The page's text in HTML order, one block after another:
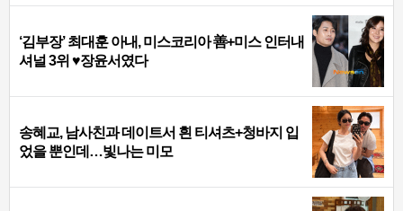
‘김부장’ 최대훈 아내, 미스코리아 善+미스 인터내
셔널 3위 ♥장윤서였다
송혜교, 남사친과 데이트서 흰 티셔츠+청바지 입
었을 뿐인데…빛나는 미모